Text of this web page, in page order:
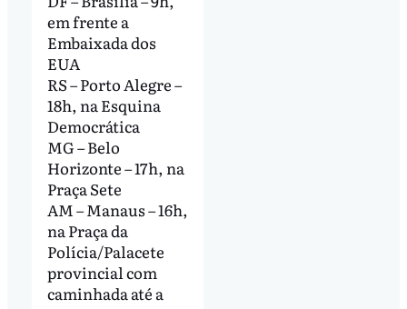
em frente a
Embaixada dos
EUA
RS – Porto Alegre –
18h, na Esquina
Democrática
MG – Belo
Horizonte – 17h, na
Praça Sete
AM – Manaus – 16h,
na Praça da
Polícia/Palacete
provincial com
caminhada até a